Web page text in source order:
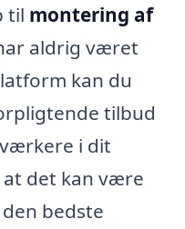
til montering af
aldrig været
kan du
tilbud
i dit
at det kan være
bedste